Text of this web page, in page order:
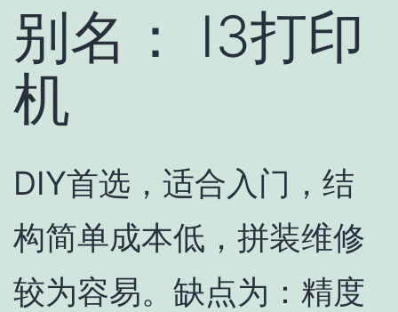
别名： I3打印
机
DIY首选，适合入门，结
构简单成本低，拼装维修
较为容易。缺点为：精度